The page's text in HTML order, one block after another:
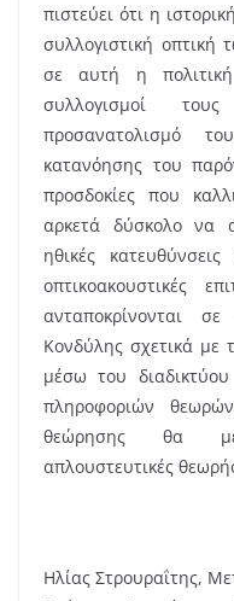
πιστεύει ότι η
συλλογιστική οπτική
σε αυτή η
συλλογισμοί
προσανατολισμό
κατανόησης του
προσδοκίες που
αρκετά δύσκολο να
ηθικές
οπτικοακουστικές
ανταποκρίνονται
Κονδύλης σχετικά με
μέσω του
πληροφοριών
θεώρησης θα
απλουστευτικές
Ηλίας Στρουραΐτης,